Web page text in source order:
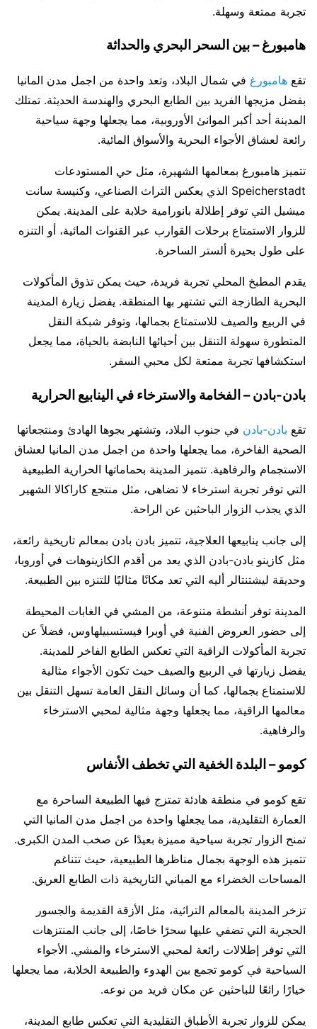
تجربة ممتعة وسهلة.
هامبورغ – بين السحر البحري والحداثة
تقع هامبورغ في شمال البلاد، وتعد واحدة من اجمل مدن المانيا
بفضل مزيجها الفريد بين الطابع البحري والهندسة الحديثة. تمتلك
المدينة أحد أكبر الموانئ الأوروبية، مما يجعلها وجهة سياحية
رائعة لعشاق الأجواء البحرية والأسواق المائية.
تتميز هامبورغ بمعالمها الشهيرة، مثل حي المستودعات
Speicherstadt الذي يعكس التراث الصناعي، وكنيسة سانت
ميشيل التي توفر إطلالة بانورامية خلابة على المدينة. يمكن
للزوار الاستمتاع برحلات القوارب عبر القنوات المائية، أو التنزه
على طول بحيرة ألستر الساحرة.
يقدم المطبخ المحلي تجربة فريدة، حيث يمكن تذوق المأكولات
البحرية الطازجة التي تشتهر بها المنطقة. يفضل زيارة المدينة
في الربيع والصيف للاستمتاع بجمالها، وتوفر شبكة النقل
المتطورة سهولة التنقل بين أحيائها النابضة بالحياة، مما يجعل
استكشافها تجربة ممتعة لكل محبي السفر.
بادن-بادن – الفخامة والاسترخاء في الينابيع الحرارية
تقع بادن-بادن في جنوب البلاد، وتشتهر بجوها الهادئ ومنتجعاتها
الصحية الفاخرة، مما يجعلها واحدة من اجمل مدن المانيا لعشاق
الاستجمام والرفاهية. تتميز المدينة بحماماتها الحرارية الطبيعية
التي توفر تجربة استرخاء لا تضاهى، مثل منتجع كاراكالا الشهير
الذي يجذب الزوار الباحثين عن الراحة.
إلى جانب ينابيعها العلاجية، تتميز بادن بادن بمعالم تاريخية رائعة،
مثل كازينو بادن-بادن الذي يعد من أقدم الكازينوهات في أوروبا،
وحديقة ليشتنتالر أليه التي تعد مكانًا مثاليًا للتنزه بين الطبيعة.
المدينة توفر أنشطة متنوعة، من المشي في الغابات المحيطة
إلى حضور العروض الفنية في أوبرا فيستسبيلهاوس، فضلاً عن
تجربة المأكولات الراقية التي تعكس الطابع الفاخر للمدينة.
يفضل زيارتها في الربيع والصيف حيث تكون الأجواء مثالية
للاستمتاع بجمالها، كما أن وسائل النقل العامة تسهل التنقل بين
معالمها الراقية، مما يجعلها وجهة مثالية لمحبي الاسترخاء
والرفاهية.
كومو – البلدة الخفية التي تخطف الأنفاس
تقع كومو في منطقة هادئة تمتزج فيها الطبيعة الساحرة مع
العمارة التقليدية، مما يجعلها واحدة من اجمل مدن المانيا التي
تمنح الزوار تجربة سياحية مميزة بعيدًا عن صخب المدن الكبرى.
تتميز هذه الوجهة بجمال مناظرها الطبيعية، حيث تتناغم
المساحات الخضراء مع المباني التاريخية ذات الطابع العريق.
تزخر المدينة بالمعالم التراثية، مثل الأزقة القديمة والجسور
الحجرية التي تضفي عليها سحرًا خاصًا، إلى جانب المنتزهات
التي توفر إطلالات رائعة لمحبي الاسترخاء والمشي. الأجواء
السياحية في كومو تجمع بين الهدوء والطبيعة الخلابة، مما يجعلها
خيارًا رائعًا للباحثين عن مكان فريد من نوعه.
يمكن للزوار تجربة الأطباق التقليدية التي تعكس طابع المدينة،